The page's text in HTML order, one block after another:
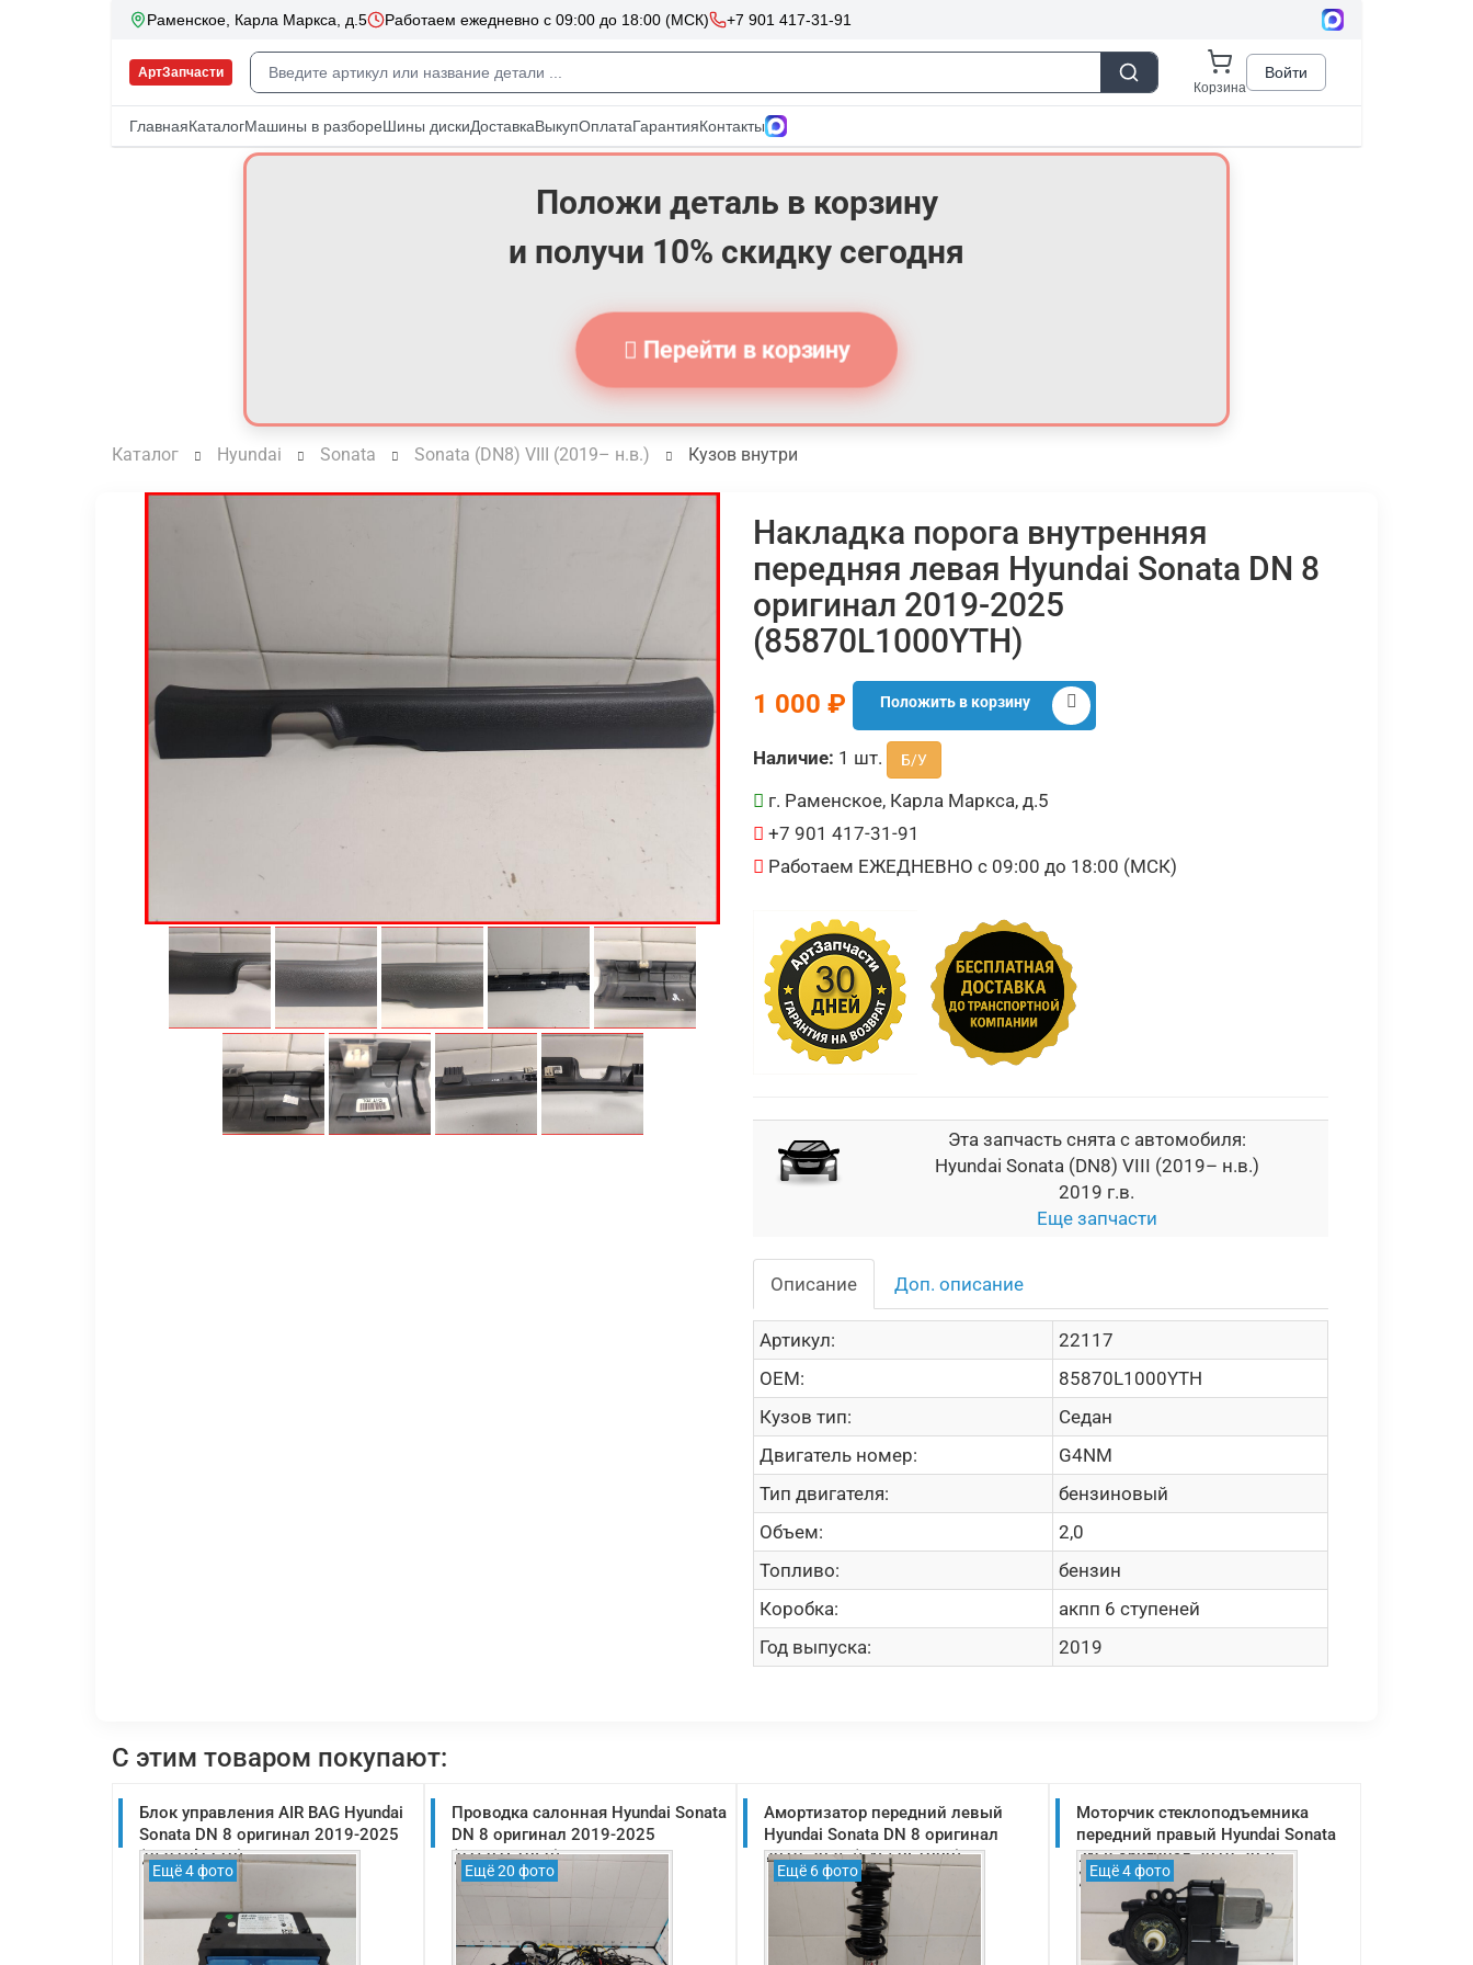
Положи деталь в корзину
и получи 10% скидку сегодня
Перейти в корзину
Каталог Hyundai Sonata Sonata (DN8) VIII (2019– н.в.) Кузов внутри
Накладка порога внутренняя
передняя левая Hyundai Sonata DN 8
оригинал 2019-2025
(85870L1000YTH)
1 000 ₽ Положить в корзину
Наличие: 1 шт. Б/У
г. Раменское, Карла Маркса, д.5
+7 901 417-31-91
Работаем ЕЖЕДНЕВНО с 09:00 до 18:00 (МСК)
Эта запчасть снята с автомобиля:
Hyundai Sonata (DN8) VIII (2019– н.в.)
2019 г.в.
Еще запчасти
Описание Доп. описание
Артикул:
22117
OEM:
85870L1000YTH
Кузов тип:
Седан
Двигатель номер:
G4NM
Тип двигателя:
бензиновый
Объем:
2,0
Топливо:
бензин
Коробка:
акпп 6 ступеней
Год выпуска:
2019
С этим товаром покупают:
Блок управления AIR BAG Hyundai
Sonata DN 8 оригинал 2019-2025
(95910l1110)
Ещё 4 фото
Проводка салонная Hyundai Sonata
DN 8 оригинал 2019-2025
(91501L1060)
Ещё 20 фото
Амортизатор передний левый
Hyundai Sonata DN 8 оригинал
2019-2025 (54650L1000)
Ещё 6 фото
Моторчик стеклоподъемника
передний правый Hyundai Sonata
DN 8 оригинал 2019-2025
(82460L1010)
Ещё 4 фото